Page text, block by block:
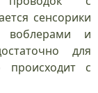
сенсорики
воблерами и
для
с